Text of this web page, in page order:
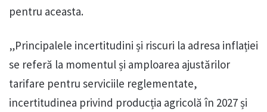
pentru aceasta.
„Principalele incertitudini și riscuri la adresa inflației
se referă la momentul și amploarea ajustărilor
tarifare pentru serviciile reglementate,
incertitudinea privind producția agricolă în 2027 și